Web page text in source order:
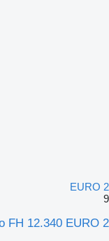
EURO 2
9
FH 12.340 EURO 2